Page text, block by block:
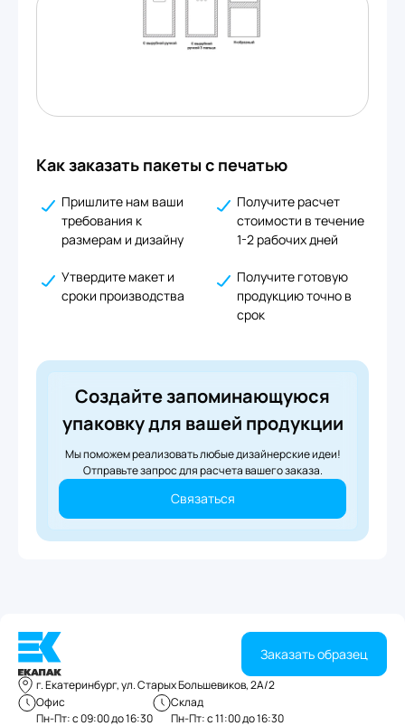
Как заказать пакеты с печатью
Пришлите нам ваши
требования к
размерам и дизайну
Получите расчет
стоимости в течение
1-2 рабочих дней
Утвердите макет и
сроки производства
Получите готовую
продукцию точно в
срок
Создайте запоминающуюся
упаковку для вашей продукции
Мы поможем реализовать любые дизайнерские идеи!
Отправьте запрос для расчета вашего заказа.
Связаться
Заказать образец
г. Екатеринбург, ул. Старых Большевиков, 2А/2
Офис
Пн-Пт: с 09:00 до 16:30
Склад
Пн-Пт: с 11:00 до 16:30